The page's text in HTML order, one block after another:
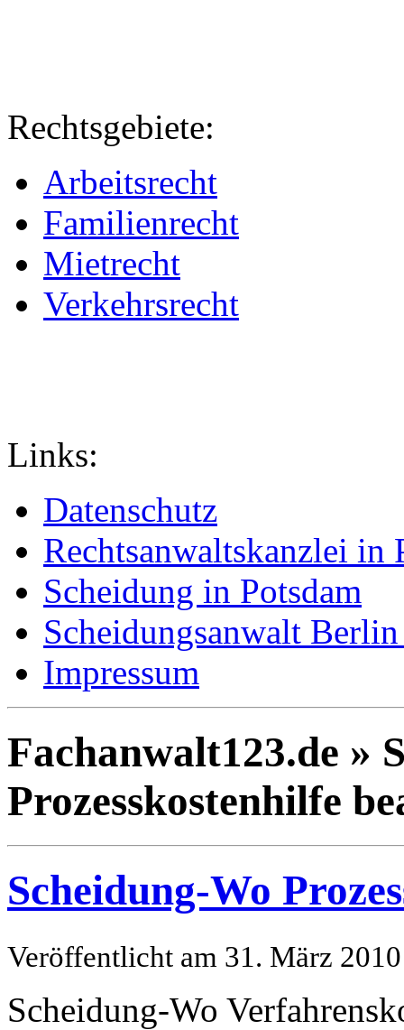
Rechtsgebiete:
Arbeitsrecht
Familienrecht
Mietrecht
Verkehrsrecht
Links:
Datenschutz
Rechtsanwaltskanzlei in
Scheidung in Potsdam
Scheidungsanwalt
Impressum
Fachanwalt123.de »
Prozesskostenhilfe
Scheidung-Wo
Veröffentlicht am 31. März 2010
Scheidung-Wo